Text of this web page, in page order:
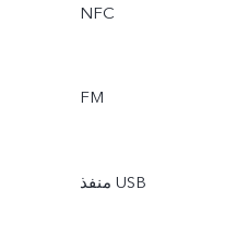
NFC
FM
منفذ USB